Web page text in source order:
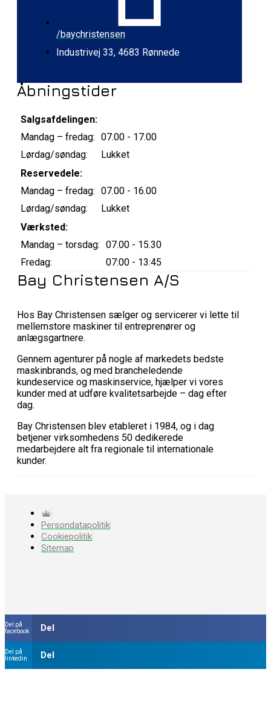
/baychristensen
Industrivej 33, 4683 Rønnede
Åbningstider
Salgsafdelingen:
Mandag – fredag: 07.00 - 17.00
Lørdag/søndag:
Lukket
Reservedele:
Mandag – fredag: 07.00 - 16.00
Lørdag/søndag:
Lukket
Værksted:
Mandag – torsdag: 07.00 - 15.30
Fredag:
07:00 - 13:45
Bay Christensen A/S
Hos Bay Christensen sælger og servicerer vi lette til
mellemstore maskiner til entreprenører og
anlægsgartnere.
Gennem agenturer på nogle af markedets bedste
maskinbrands, og med brancheledende
kundeservice og maskinservice, hjælper vi vores
kunder med at udføre kvalitetsarbejde – dag efter
dag.
Bay Christensen blev etableret i 1984, og i dag
betjener virksomhedens 50 dedikerede
medarbejdere alt fra regionale til internationale
kunder.
Persondatapolitik
Cookiepolitik
Sitemap
Del på
facebook
Del
Del på
linkedin
Del